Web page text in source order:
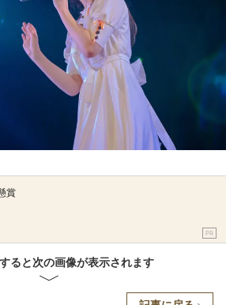
賞
PR
ると次の画像が表示されます